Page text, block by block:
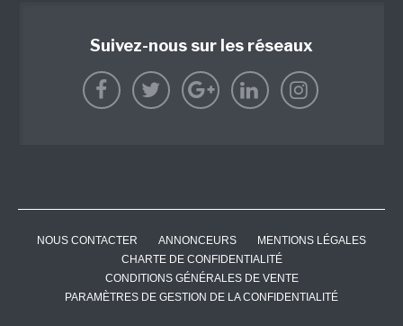
Suivez-nous sur les réseaux
NOUS CONTACTER ANNONCEURS
MENTIONS LÉGALES
CHARTE DE CONFIDENTIALITÉ
CONDITIONS GÉNÉRALES DE VENTE
PARAMÈTRES DE GESTION DE LA CONFIDENTIALITÉ